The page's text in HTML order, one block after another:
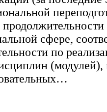
сфере,
по
(модулей),